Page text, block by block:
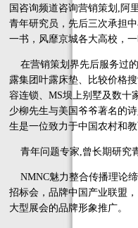
国咨询频道咨询营销策划,阿
青年研究员，先后三次承担
一书，风靡京城各大高校，
在营销策划界先后服务过
露集团叶露床垫、比较价格
容连锁、MS坝上别墅及数十
少柳先生与美国爷爷著名的
生是一位致力于中国农村和
青年问题专家,曾长期研究
NMNC魅力整合传播理论
招标会，品牌中国产业联盟
大型展会的品牌形象推广。